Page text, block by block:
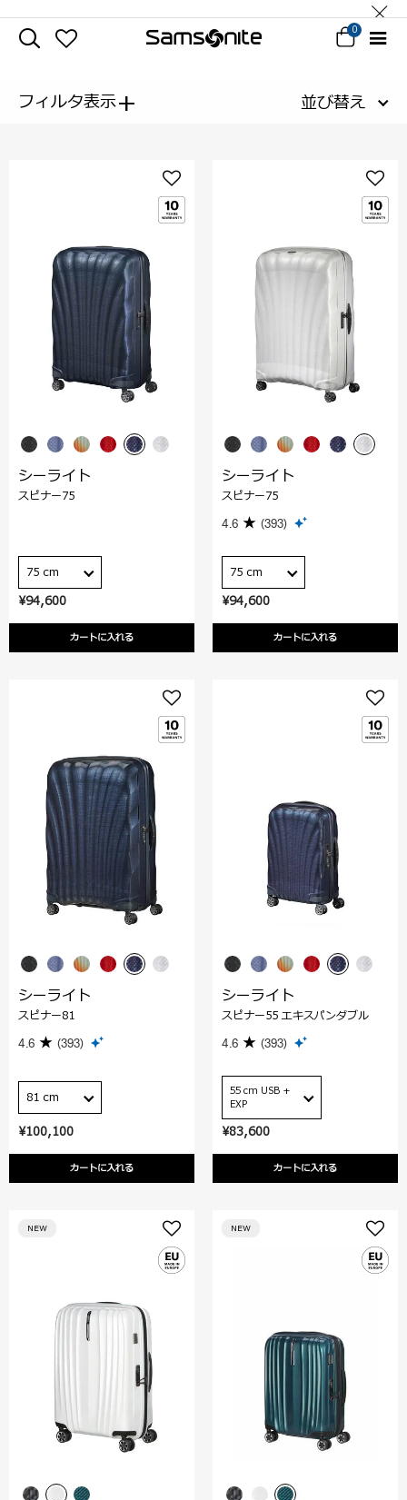
0
フィルタ表示+ 並び替え
¥94,600
カートに入れる
シーライト
スピナー75
75 cm
¥94,600
カートに入れる
シーライト
スピナー75
4.6 (393)
75 cm
¥100,100
カートに入れる
シーライト
スピナー81
4.6 (393)
81 cm
¥83,600
カートに入れる
シーライト
スピナー55 エキスパンダブル
4.6 (393)
55 cm USB +
EXP
NEW NEW